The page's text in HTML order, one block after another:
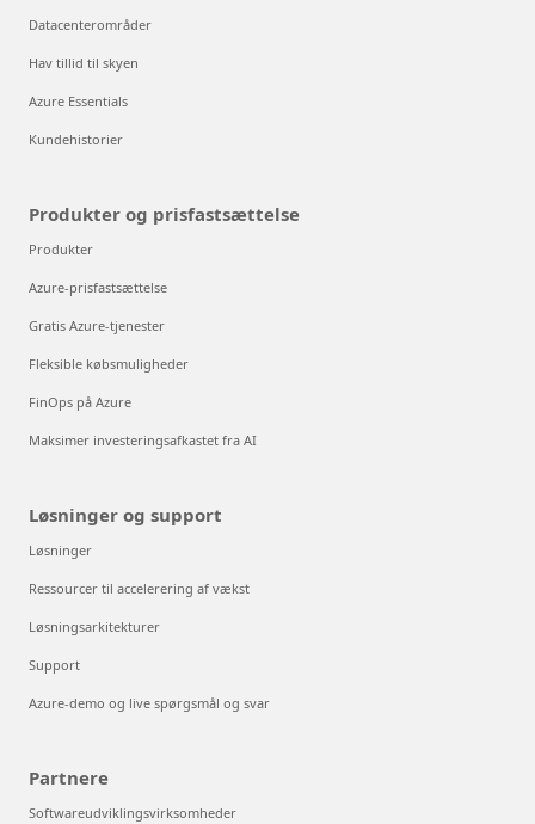
Datacenterområder
Hav tillid til skyen
Azure Essentials
Kundehistorier
Produkter og prisfastsættelse
Produkter
Azure-prisfastsættelse
Gratis Azure-tjenester
Fleksible købsmuligheder
FinOps på Azure
Maksimer investeringsafkastet fra AI
Løsninger og support
Løsninger
Ressourcer til accelerering af vækst
Løsningsarkitekturer
Support
Azure-demo og live spørgsmål og svar
Partnere
Softwareudviklingsvirksomheder